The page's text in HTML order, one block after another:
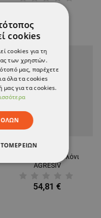
Γυναικείο παντελόνι
AGRESIV
54,81 €
cookies
cookies για τη
των χρηστών.
μας, παρέχετε
όλα τα cookies
μας για τα cookies.
ΣΤΌΧΕΥΣΗΣ